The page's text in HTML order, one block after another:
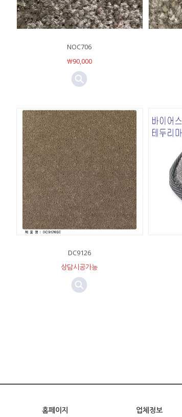
NOC706
￦90,000
DC9126
상담시공가능
홈페이지 업체정보